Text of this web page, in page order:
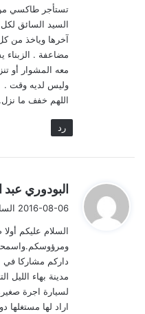
تستأجر طاكسي
السيد السائق
آخرها وياخذ من
مضاعفة . الزبناء
معه المشوار أو
وليس لديه وقت .
اللهم خفف ما نزل.
رد
ي
ل
البودوري عبد
2016-08-06 الساعة 10:46
السلام عليكم
داركم مشاركا في
مدينة بهاء
لسيارة اجرة
اراد لها